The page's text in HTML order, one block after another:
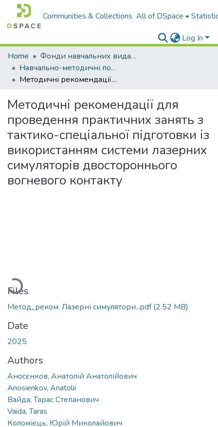
Communities & Collections All of DSpace
Log In
Home
Фонди навчальних видань
Навчально-методичні посібники
Методичні рекомендації для проведення практичних занять з тактико-спеціальної підготовки із використанням системи лазерних симуляторів двостороннього вогневого контакту
Методичні рекомендації для
проведення практичних занять з
тактико-спеціальної підготовки із
використанням системи лазерних
симуляторів двостороннього
вогневого контакту
Loading...
Files
Метод_реком. Лазерні симулятори...pdf(2.52 MB)
Date
2025
Authors
Аносєнков, Анатолій Анатолійович
Anosienkov, Anatolii
Вайда, Тарас Степанович
Vaida, Taras
Коломієць, Юрій Миколайович